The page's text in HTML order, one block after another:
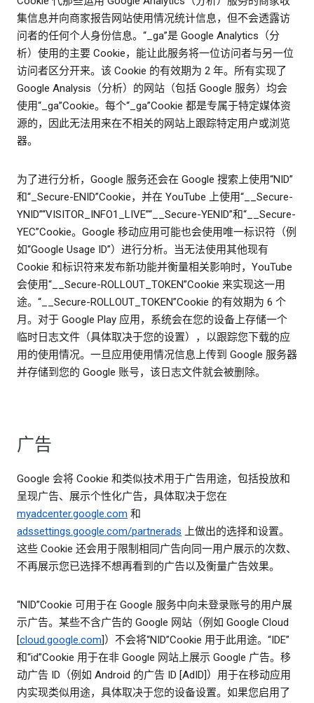
集信息并向商家报告网站使用情况统计信息，但不会透露访
问者的任何个人身份信息。“_ga”是 Google Analytics（分
析）使用的主要 Cookie，能让此服务将一位访问者与另一位
访问者区分开来。该 Cookie 的有效期为 2 年。所有实现了
Google Analysis（分析）的网站（包括 Google 服务）均会
使用“_ga”Cookie。每个“_ga”Cookie 都是专属于特定媒体资
源的，因此无法用来在不相关的网站上跟踪特定用户或浏览
器。
为了进行分析，Google 服务还会在 Google 搜索上使用“NID”
和“_Secure-ENID”Cookie，并在 YouTube 上使用“__Secure-
YNID”“VISITOR_INFO1_LIVE”“__Secure-YENID”和“__Secure-
YEC”Cookie。Google 移动应用可能也会使用唯一标识符（例
如“Google Usage ID”）进行分析。当无法使用其他现有
Cookie 和标识符来发布新功能并衡量相关影响时，YouTube
会使用“__Secure-ROLLOUT_TOKEN”Cookie 来实现这一用
途。“__Secure-ROLLOUT_TOKEN”Cookie 的有效期为 6 个
月。对于 Google Play 应用，系统会在您的设备上存储一个
临时日志文件（具体取决于您的设置），以跟踪您下载的应
用的使用情况。一旦应用使用情况信息上传到 Google 服务器
并存储到您的 Google 账号，该日志文件就会被删除。
广告
Google 会将 Cookie 和类似技术用于广告用途，包括投放和
呈现广告、展示个性化广告，具体取决于您在
myadcenter.google.com 和
adssettings.google.com/partnerads 上做出的选择和设置。
这些 Cookie 还会用于限制相同广告向同一用户展示的次数、
不再展示您已选择不想再看到的广告以及衡量广告效果。
“NID”Cookie 可用于在 Google 服务中向未登录账号的用户展
示广告。某些不含广告的 Google 网站（例如 Google Cloud
[cloud.google.com]）不会将“NID”Cookie 用于此用途。“IDE”
和“id”Cookie 用于在非 Google 网站上展示 Google 广告。移
动广告 ID（例如 Android 的广告 ID [AdID]）用于在移动应用
内实现类似用途，具体取决于您的设备设置。如果您启用了